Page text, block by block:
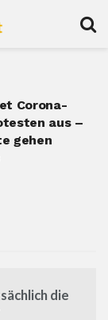
Corona-
aus –
gehen
die